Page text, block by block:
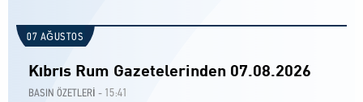
07 AĞUSTOS
Kıbrıs Rum Gazetelerinden 07.08.2026
BASIN ÖZETLERİ - 15:41